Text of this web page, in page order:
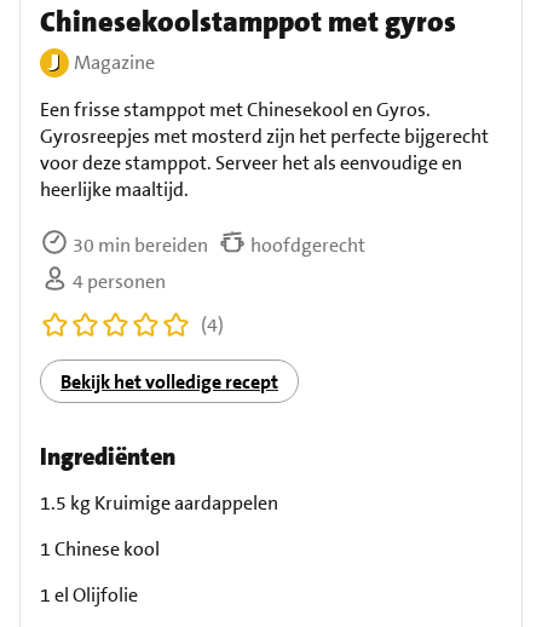
Chinesekoolstamppot met gyros
Magazine
Een frisse stamppot met Chinesekool en Gyros.
Gyrosreepjes met mosterd zijn het perfecte bijgerecht
voor deze stamppot. Serveer het als eenvoudige en
heerlijke maaltijd.
30 min bereiden
hoofdgerecht
4 personen
(4)
Bekijk het volledige recept
Ingrediënten
1.5 kg Kruimige aardappelen
1 Chinese kool
1 el Olijfolie